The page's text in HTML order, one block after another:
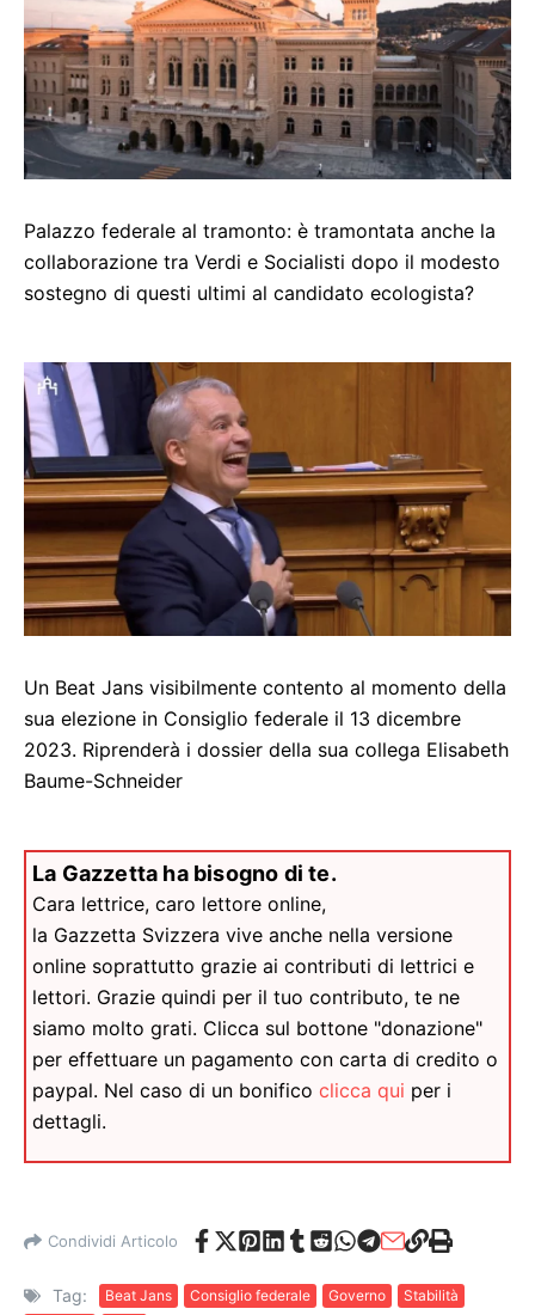
Palazzo federale al tramonto: è tramontata anche la
collaborazione tra Verdi e Socialisti dopo il modesto
sostegno di questi ultimi al candidato ecologista?
Un Beat Jans visibilmente contento al momento della
sua elezione in Consiglio federale il 13 dicembre
2023. Riprenderà i dossier della sua collega Elisabeth
Baume-Schneider
La Gazzetta ha bisogno di te.
Cara lettrice, caro lettore online,
la Gazzetta Svizzera vive anche nella versione
online soprattutto grazie ai contributi di lettrici e
lettori. Grazie quindi per il tuo contributo, te ne
siamo molto grati. Clicca sul bottone "donazione"
per effettuare un pagamento con carta di credito o
paypal. Nel caso di un bonifico clicca qui per i
dettagli.
Condividi Articolo
Tag: Beat Jans Consiglio federale Governo
Stabilità